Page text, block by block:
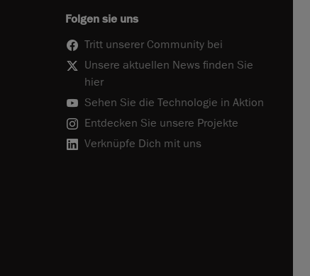
Folgen sie uns
Tritt unserer Community bei
Unsere aktuellen News finden Sie
hier
Sehen Sie die Technologie in Aktion
Entdecken Sie unsere Projekte
Verknüpfe Dich mit uns